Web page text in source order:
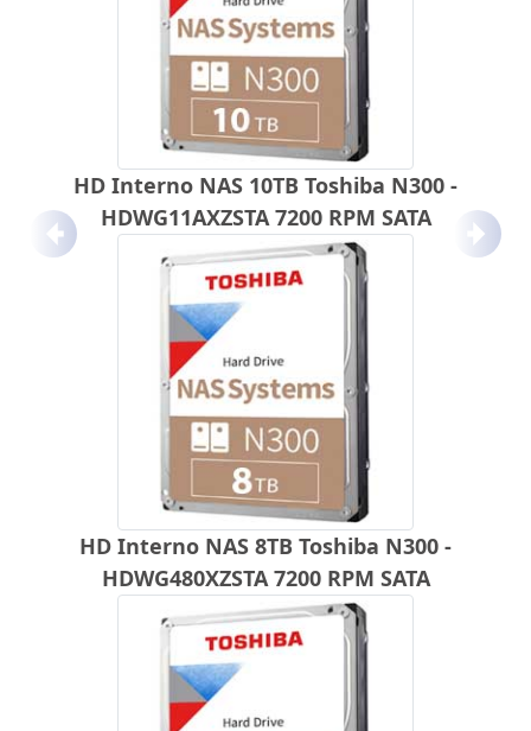
HD Interno NAS 10TB Toshiba N300 -
HDWG11AXZSTA 7200 RPM SATA
HD Interno NAS 8TB Toshiba N300 -
HDWG480XZSTA 7200 RPM SATA
Anterior